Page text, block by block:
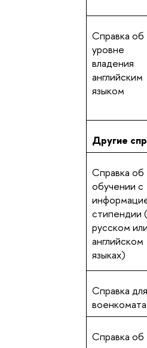
Справка об
уровне
владения
английским
языком
Другие
Справка об
обучении с
стипендии
русском или
английском
языках)
Справка для
военкомата
Справка об